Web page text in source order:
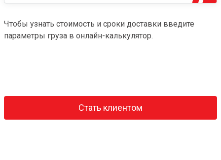
Чтобы узнать стоимость и сроки доставки введите
параметры груза в онлайн-калькулятор.
Стать клиентом